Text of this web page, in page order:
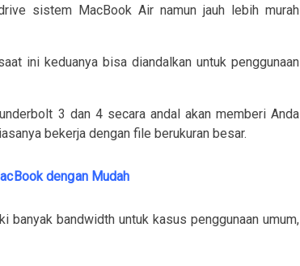
sistem MacBook Air namun jauh lebih murah
ini keduanya bisa diandalkan untuk penggunaan
3 dan 4 secara andal akan memberi Anda
bekerja dengan file berukuran besar.
dengan Mudah
banyak bandwidth untuk kasus penggunaan umum,